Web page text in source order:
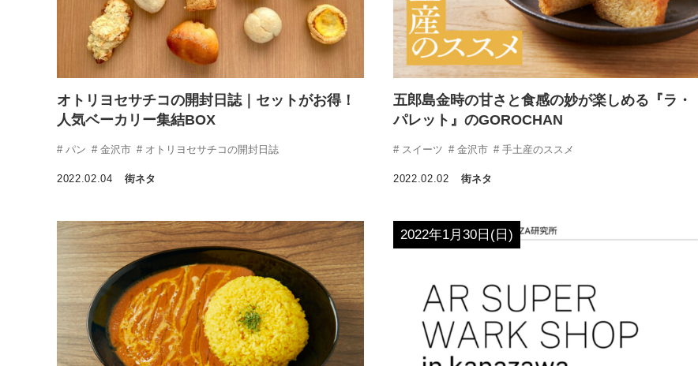
オトリヨセサチコの開封日誌｜セットがお得！
人気ベーカリー集結BOX
パン 金沢市 オトリヨセサチコの開封日誌
2022.02.04 街ネタ
五郎島金時の甘さと食感の妙が楽しめる『ラ・
パレット』のGOROCHAN
スイーツ 金沢市 手土産のススメ
2022.02.02 街ネタ
2022年1月30日(日)